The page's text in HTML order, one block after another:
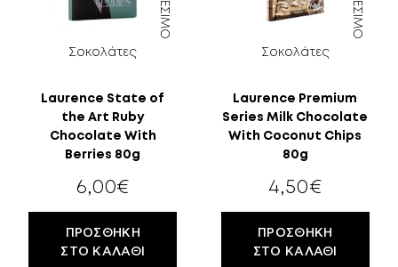
18
Σοκολάτες
Laurence State of
the Art Ruby
Chocolate With
Berries 80g
6,00€
ΠΡΟΣΘΉΚΗ
ΣΤΟ ΚΑΛΆΘΙ
Σοκολάτες
Laurence Premium
Series Milk Chocolate
With Coconut Chips
80g
4,50€
ΠΡΟΣΘΉΚΗ
ΣΤΟ ΚΑΛΆΘΙ